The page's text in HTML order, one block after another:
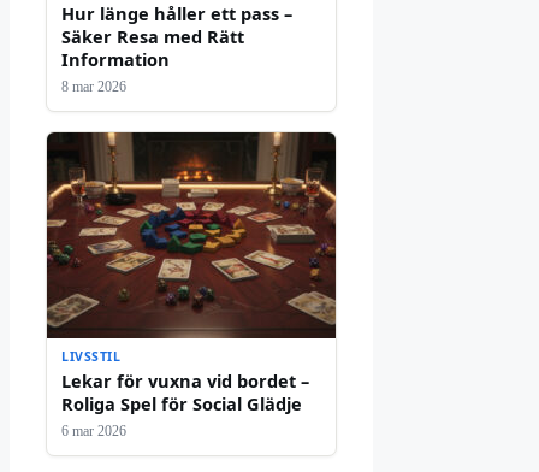
Hur länge håller ett pass –
Säker Resa med Rätt
Information
8 mar 2026
LIVSSTIL
Lekar för vuxna vid bordet –
Roliga Spel för Social Glädje
6 mar 2026